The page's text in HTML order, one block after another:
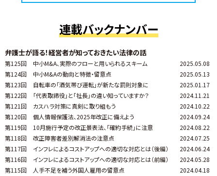
連載バックナンバー
弁護士が語る！経営者が知っておきたい法律の話
第125回 中小M&A、実際のフローと用いられるスキーム
2025.05.08
第124回
中小M&Aの動向と特徴・留意点
2025.05.13
第123回
自転車の「酒気帯び運転」が新たな罰則対象に
2025.01.17
第122回
「代表取締役」と「社長」の違い知っていますか？
2024.11.21
第121回
カスハラ対策に真剣に取り組もう
2024.10.22
第120回
個人情報保護法、2025年改正に備えよう
2024.09.24
第119回
10月施行予定の改正景表法、「確約手続」に注意
2024.08.22
第118回
改正障害者差別解消法の注意点
2024.07.25
第117回
インフレによるコストアップへの適切な対応とは（後編）
2024.06.24
第116回
インフレによるコストアップへの適切な対応とは（前編）
2024.05.28
第115回
人手不足を補う外国人雇用の留意点
2024.04.18